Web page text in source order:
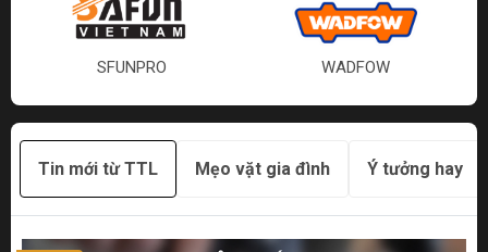
SFUNPRO WADFOW
Tin mới từ TTL Mẹo vặt gia đình Ý tưởng hay